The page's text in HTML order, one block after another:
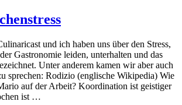
und ich haben uns über den Stress,
Gastronomie leiden, unterhalten und das
Unter anderem kamen wir aber auch
sprechen: Rodizio (englische Wikipedia) Wie
auf der Arbeit? Koordination ist geistiger
ist …